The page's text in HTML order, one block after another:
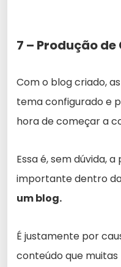
7 – Produção
Com o blog criado,
tema configurado e
hora de começar a
Essa é, sem dúvida,
importante dentro
um blog.
É justamente por
conteúdo que